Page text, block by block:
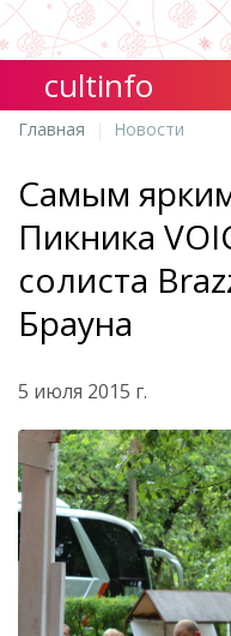
cultinfo
Главная Новости
Самым
Пикника
солиста
Брауна
5 июля 2015 г.